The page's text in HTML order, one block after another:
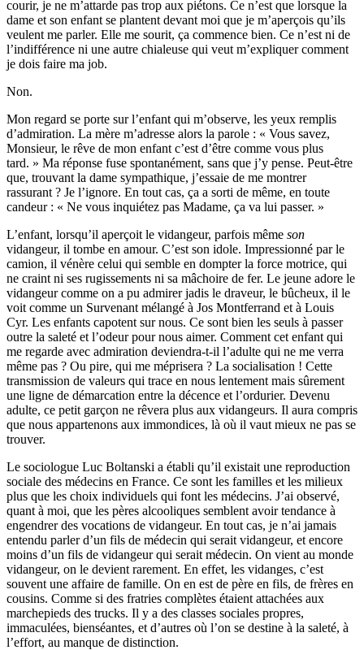
courir, je ne m’attarde pas trop aux piétons. Ce n’est que lorsque la
dame et son enfant se plantent devant moi que je m’aperçois qu’ils
veulent me parler. Elle me sourit, ça commence bien. Ce n’est ni de
l’indifférence ni une autre chialeuse qui veut m’expliquer comment
je dois faire ma job.
Non.
Mon regard se porte sur l’enfant qui m’observe, les yeux remplis
d’admiration. La mère m’adresse alors la parole : « Vous savez,
Monsieur, le rêve de mon enfant c’est d’être comme vous plus
tard. » Ma réponse fuse spontanément, sans que j’y pense. Peut-être
que, trouvant la dame sympathique, j’essaie de me montrer
rassurant ? Je l’ignore. En tout cas, ça a sorti de même, en toute
candeur : « Ne vous inquiétez pas Madame, ça va lui passer. »
L’enfant, lorsqu’il aperçoit le vidangeur, parfois même son
vidangeur, il tombe en amour. C’est son idole. Impressionné par le
camion, il vénère celui qui semble en dompter la force motrice, qui
ne craint ni ses rugissements ni sa mâchoire de fer. Le jeune adore le
vidangeur comme on a pu admirer jadis le draveur, le bûcheux, il le
voit comme un Survenant mélangé à Jos Montferrand et à Louis
Cyr. Les enfants capotent sur nous. Ce sont bien les seuls à passer
outre la saleté et l’odeur pour nous aimer. Comment cet enfant qui
me regarde avec admiration deviendra-t-il l’adulte qui ne me verra
même pas ? Ou pire, qui me méprisera ? La socialisation ! Cette
transmission de valeurs qui trace en nous lentement mais sûrement
une ligne de démarcation entre la décence et l’ordurier. Devenu
adulte, ce petit garçon ne rêvera plus aux vidangeurs. Il aura compris
que nous appartenons aux immondices, là où il vaut mieux ne pas se
trouver.
Le sociologue Luc Boltanski a établi qu’il existait une reproduction
sociale des médecins en France. Ce sont les familles et les milieux
plus que les choix individuels qui font les médecins. J’ai observé,
quant à moi, que les pères alcooliques semblent avoir tendance à
engendrer des vocations de vidangeur. En tout cas, je n’ai jamais
entendu parler d’un fils de médecin qui serait vidangeur, et encore
moins d’un fils de vidangeur qui serait médecin. On vient au monde
vidangeur, on le devient rarement. En effet, les vidanges, c’est
souvent une affaire de famille. On en est de père en fils, de frères en
cousins. Comme si des fratries complètes étaient attachées aux
marchepieds des trucks. Il y a des classes sociales propres,
immaculées, bienséantes, et d’autres où l’on se destine à la saleté, à
l’effort, au manque de distinction.